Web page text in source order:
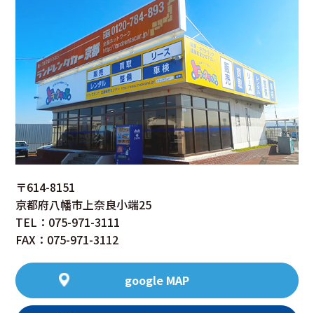
〒614-8151
京都府八幡市上奈良小端25
TEL：075-971-3111
FAX：075-971-3112
google MAP